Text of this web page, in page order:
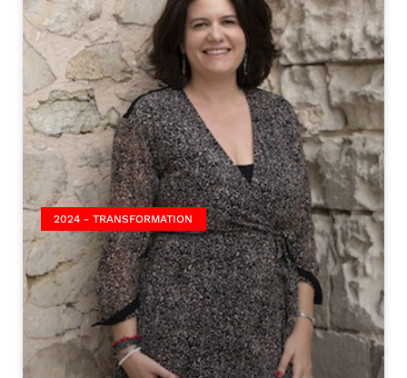
2024 - TRANSFORMATION